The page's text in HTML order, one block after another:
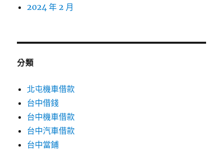
2024 年 2 月
分類
北屯機車借款
台中借錢
台中機車借款
台中汽車借款
台中當鋪